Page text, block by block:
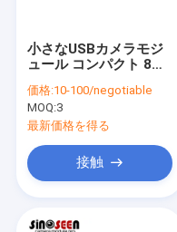
小さなUSBカメラモジ
ュール コンパクト 8MP
OV8825
価格:10-100/negotiable
MOQ:3
最新価格を得る
接触